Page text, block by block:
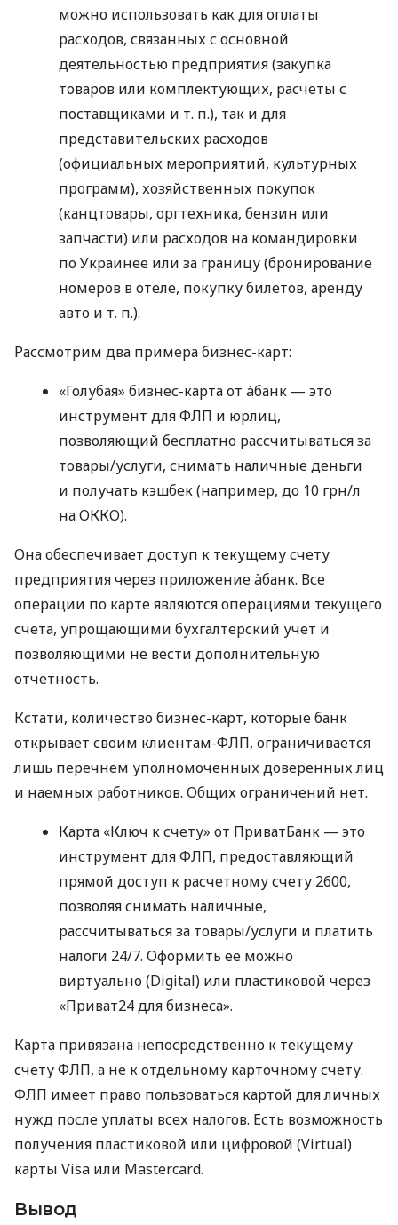
можно использовать как для оплаты
расходов, связанных с основной
деятельностью предприятия (закупка
товаров или комплектующих, расчеты с
поставщиками и т. п.), так и для
представительских расходов
(официальных мероприятий, культурных
программ), хозяйственных покупок
(канцтовары, оргтехника, бензин или
запчасти) или расходов на командировки
по Украинее или за границу (бронирование
номеров в отеле, покупку билетов, аренду
авто и т. п.).
Рассмотрим два примера бизнес-карт:
«Голубая» бизнес-карта от àбанк — это
инструмент для ФЛП и юрлиц,
позволяющий бесплатно рассчитываться за
товары/услуги, снимать наличные деньги
и получать кэшбек (например, до 10 грн/л
на ОККО).
Она обеспечивает доступ к текущему счету
предприятия через приложение àбанк. Все
операции по карте являются операциями текущего
счета, упрощающими бухгалтерский учет и
позволяющими не вести дополнительную
отчетность.
Кстати, количество бизнес-карт, которые банк
открывает своим клиентам-ФЛП, ограничивается
лишь перечнем уполномоченных доверенных лиц
и наемных работников. Общих ограничений нет.
Карта «Ключ к счету» от ПриватБанк — это
инструмент для ФЛП, предоставляющий
прямой доступ к расчетному счету 2600,
позволяя снимать наличные,
рассчитываться за товары/услуги и платить
налоги 24/7. Оформить ее можно
виртуально (Digital) или пластиковой через
«Приват24 для бизнеса».
Карта привязана непосредственно к текущему
счету ФЛП, а не к отдельному карточному счету.
ФЛП имеет право пользоваться картой для личных
нужд после уплаты всех налогов. Есть возможность
получения пластиковой или цифровой (Virtual)
карты Visa или Mastercard.
Вывод